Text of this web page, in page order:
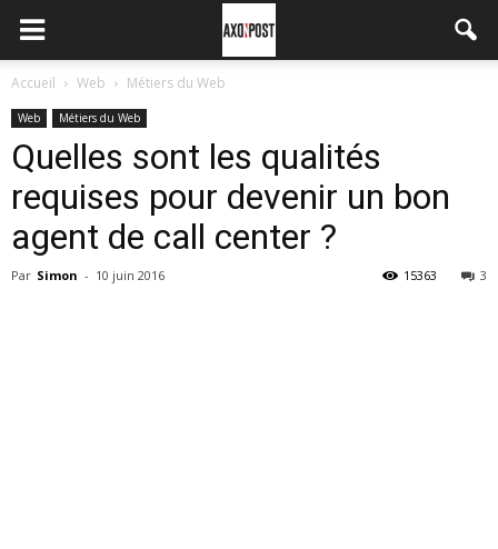
Accueil Web Métiers du Web
Web Métiers du Web
Quelles sont les qualités
requises pour devenir un bon
agent de call center ?
Par Simon - 10 juin 2016 3
15363